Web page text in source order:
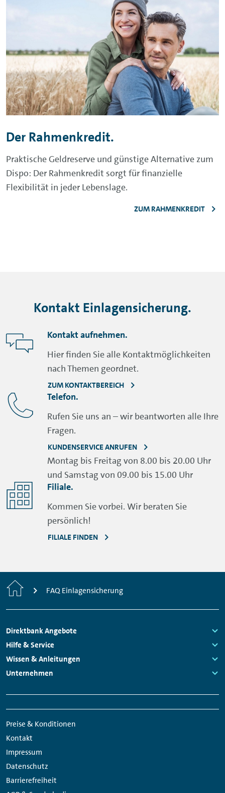
Der Rahmenkredit.
Praktische Geldreserve und günstige Alternative zum
Dispo: Der Rahmenkredit sorgt für finanzielle
Flexibilität in jeder Lebenslage.
ZUM RAHMENKREDIT
Kontakt Einlagensicherung.
Kontakt aufnehmen.
Hier finden Sie alle Kontaktmöglichkeiten
nach Themen geordnet.
ZUM KONTAKTBEREICH
Telefon.
Rufen Sie uns an – wir beantworten alle Ihre
Fragen.
KUNDENSERVICE ANRUFEN
Montag bis Freitag von 8.00 bis 20.00 Uhr
und Samstag von 09.00 bis 15.00 Uhr
Filiale.
Kommen Sie vorbei. Wir beraten Sie
persönlich!
FILIALE FINDEN
Home FAQ Einlagensicherung
Footer
Navigation
Direktbank Angebote
Links:
Hilfe & Service
Links:
Wissen & Anleitungen
Links:
Unternehmen
Navigation
Preise & Konditionen
Kontakt
Impressum
Datenschutz
Barrierefreiheit
Media
Links